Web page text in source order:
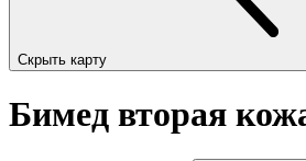
Скрыть карту
Бимед вторая